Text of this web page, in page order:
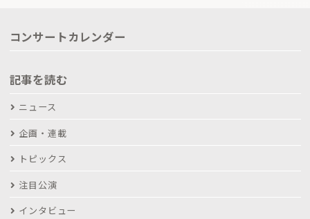
コンサートカレンダー
記事を読む
ニュース
企画・連載
トピックス
注目公演
インタビュー